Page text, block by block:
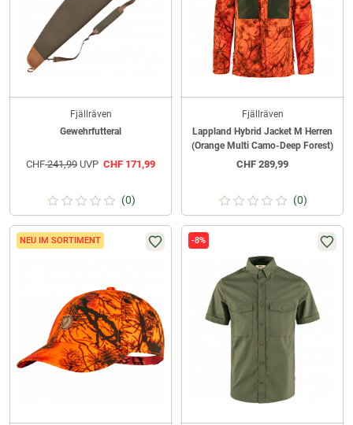
Fjällräven
Gewehrfutteral
CHF241,99 UVP CHF 171,99
(0)
Fjällräven
Lappland Hybrid Jacket M Herren
(Orange Multi Camo-Deep Forest)
CHF 289,99
(0)
NEU IM SORTIMENT -8%